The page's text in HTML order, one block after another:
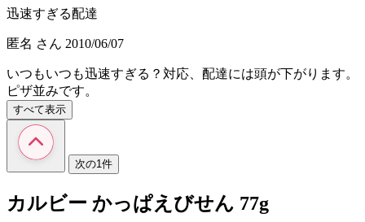
迅速すぎる配達
匿名 さん 2010/06/07
いつもいつも迅速すぎる？対応、配達には頭が下がります。
ピザ並みです。
すべて表示
次の1件
カルビー かっぱえびせん 77g